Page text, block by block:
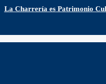
La Charrería es Patrimonio